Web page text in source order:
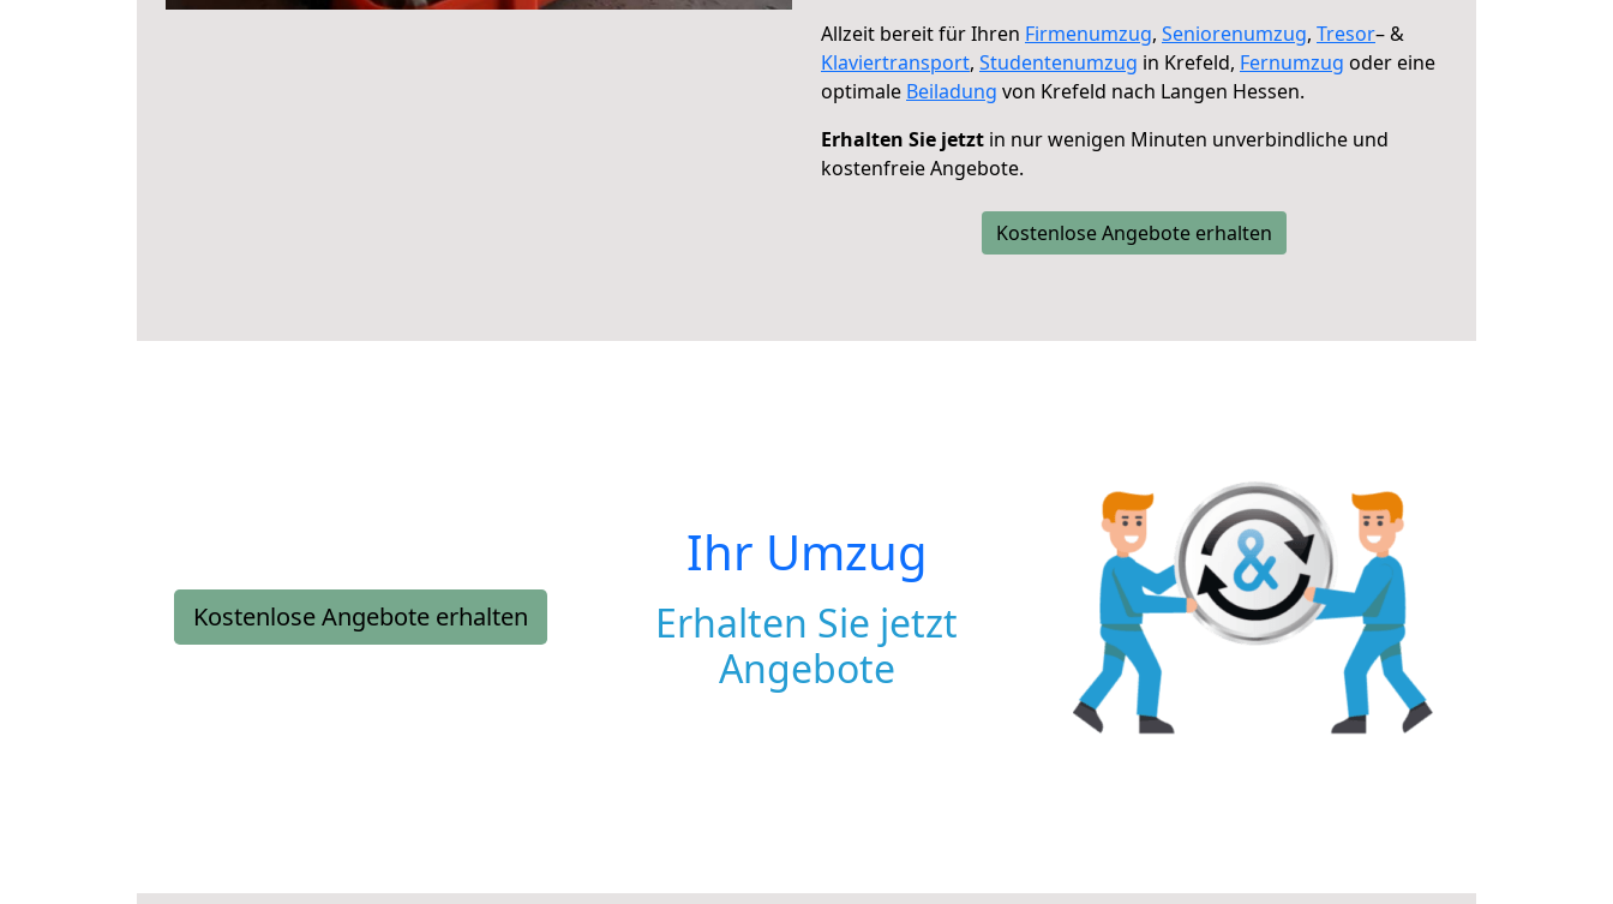
Allzeit bereit für Ihren Firmenumzug, Seniorenumzug, Tresor– &
Klaviertransport, Studentenumzug in Krefeld, Fernumzug oder eine
optimale Beiladung von Krefeld nach Langen Hessen.
Erhalten Sie jetzt in nur wenigen Minuten unverbindliche und
kostenfreie Angebote.
Kostenlose Angebote erhalten
Kostenlose Angebote erhalten
Ihr Umzug
Erhalten Sie jetzt
Angebote